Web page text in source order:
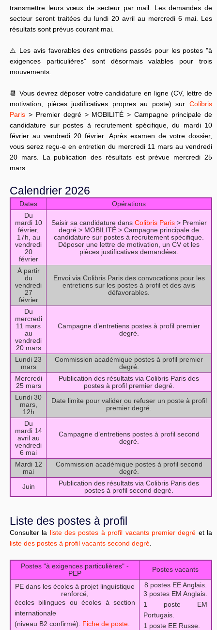
transmettre leurs vœux de secteur par mail. Les demandes de
secteur seront traitées du lundi 20 avril au mercredi 6 mai. Les
résultats sont prévus courant mai.
⚠️ Les avis favorables des entretiens passés pour les postes "à
exigences particulières" sont désormais valables pour trois
mouvements.
📆 Vous devrez déposer votre candidature en ligne (CV, lettre de
motivation, pièces justificatives propres au poste) sur Colibris
Paris > Premier degré > MOBILITÉ > Campagne principale de
candidature sur postes à recrutement spécifique, du mardi 10
février au vendredi 20 février. Après examen de votre dossier,
vous serez reçu-e en entretien du mercredi 11 mars au vendredi
20 mars. La publication des résultats est prévue mercredi 25
mars.
Calendrier 2026
Dates
Opérations
Du
mardi 10
février,
17h, au
vendredi
20
février
Saisir sa candidature dans Colibris Paris> Premier
degré > MOBILITÉ > Campagne principale de
candidature sur postes à recrutement spécifique.
Déposer une lettre de motivation, un CV et les
pièces justificatives demandées.
À partir
du
vendredi
27
février
Envoi via Colibris Paris des convocations pour les
entretiens sur les postes à profil et des avis
défavorables.
Du
mercredi
11 mars
au
vendredi
20 mars
Campagne d’entretiens postes à profil premier
degré.
Lundi 23
mars
Commission académique postes à profil premier
degré.
Mercredi
25 mars
Publication des résultats via Colibris Paris des
postes à profil premier degré.
Lundi 30
mars,
12h
Date limite pour valider ou refuser un poste à profil
premier degré.
Du
mardi 14
avril au
vendredi
6 mai
Campagne d’entretiens postes à profil second
degré.
Mardi 12
mai
Commission académique postes à profil second
degré.
Juin
Publication des résultats via Colibris Paris des
postes à profil second degré.
Liste des postes à profil
Consulter la liste des postes à profil vacants premier degré et la
liste des postes à profil vacants second degré
Postes "à exigences particulières" -
PEP
Postes vacants
PE dans les écoles à projet linguistique
renforcé,
écoles bilingues ou écoles à section
internationale
(niveau B2 confirmé).
Fiche de poste
8 postes EE Anglais.
3 postes EM Anglais.
1 poste EM
Portugais.
1 poste EE Russe.